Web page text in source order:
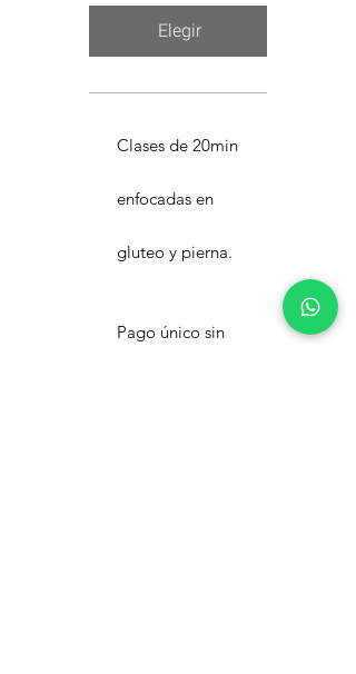
Elegir
Clases de 20min
enfocadas en
gluteo y pierna.
Pago único sin